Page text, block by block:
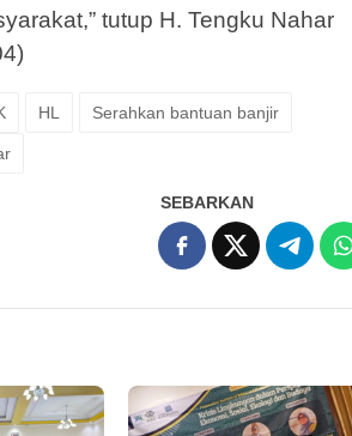
tutup H. Tengku Nahar
HL Serahkan bantuan banjir
SEBARKAN